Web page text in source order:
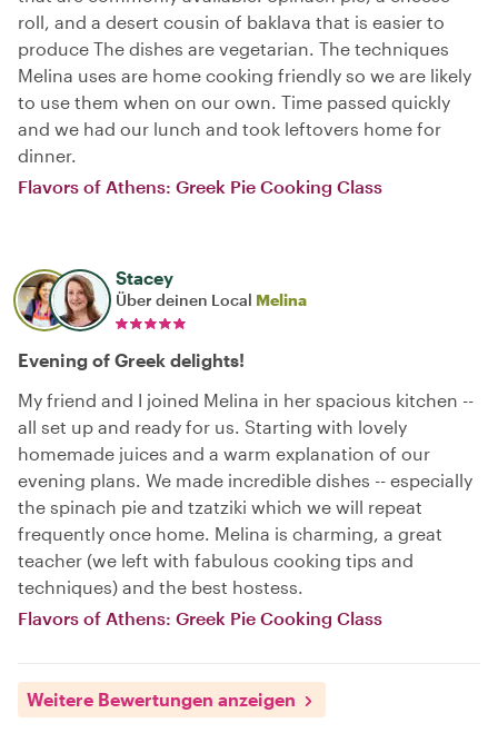
roll, and a desert cousin of baklava that is easier to
produce The dishes are vegetarian. The techniques
Melina uses are home cooking friendly so we are likely
to use them when on our own. Time passed quickly
and we had our lunch and took leftovers home for
dinner.
Flavors of Athens: Greek Pie Cooking Class
Stacey
Über deinen Local Melina
Evening of Greek delights!
My friend and I joined Melina in her spacious kitchen --
all set up and ready for us. Starting with lovely
homemade juices and a warm explanation of our
evening plans. We made incredible dishes -- especially
the spinach pie and tzatziki which we will repeat
frequently once home. Melina is charming, a great
teacher (we left with fabulous cooking tips and
techniques) and the best hostess.
Flavors of Athens: Greek Pie Cooking Class
Weitere Bewertungen anzeigen